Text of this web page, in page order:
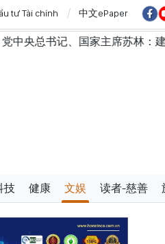
tư Tài chính 中文ePaper
国家主席苏林：建设一部科学
技 健康 文娱 读者-慈善